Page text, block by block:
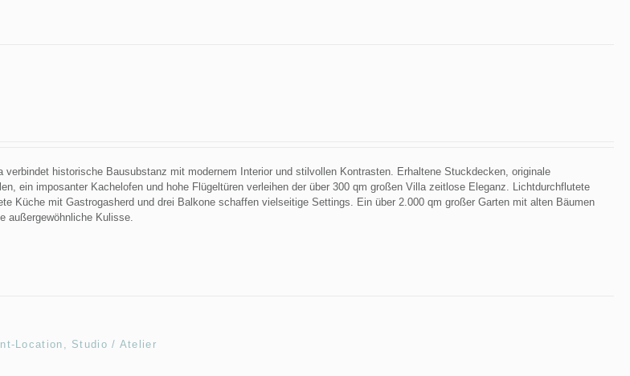
verbindet historische Bausubstanz mit modernem Interior und stilvollen Kontrasten. Erhaltene Stuckdecken, originale
ein imposanter Kachelofen und hohe Flügeltüren verleihen der über 300 qm großen Villa zeitlose Eleganz. Lichtdurchflutete
Küche mit Gastrogasherd und drei Balkone schaffen vielseitige Settings. Ein über 2.000 qm großer Garten mit alten Bäumen
außergewöhnliche Kulisse.
Location, Studio / Atelier